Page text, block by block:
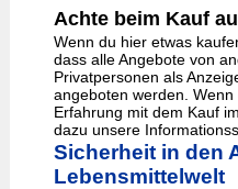
Achte beim Kauf
Wenn du hier etwas
dass alle Angebote von
Privatpersonen als
angeboten werden.
Erfahrung mit dem Kauf
dazu unsere
Sicherheit in den
Lebensmittelwelt